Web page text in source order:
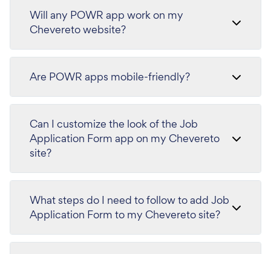
Will any POWR app work on my
Chevereto website?
Are POWR apps mobile-friendly?
Can I customize the look of the Job
Application Form app on my Chevereto
site?
What steps do I need to follow to add Job
Application Form to my Chevereto site?